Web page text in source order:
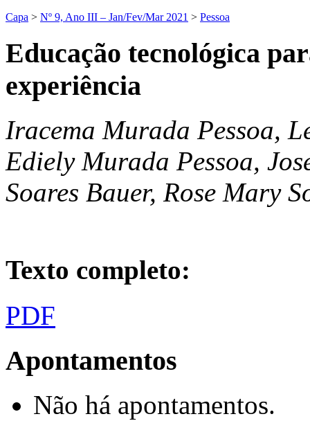
Capa > Nº 9, Ano III – Jan/Fev/Mar 2021 > Pessoa
Educação tecnológica
experiência
Iracema Murada Pessoa,
Ediely Murada Pessoa,
Soares Bauer, Rose Mary
Texto completo:
PDF
Apontamentos
Não há apontamentos.